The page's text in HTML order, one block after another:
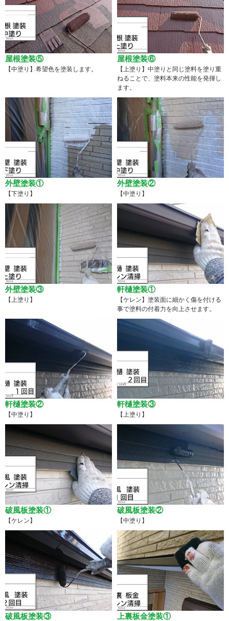
屋根塗装⑤
【中塗り】希望色を塗装します。
屋根塗装⑥
【上塗り】中塗りと同じ塗料を塗り重
ねることで、塗料本来の性能を発揮し
ます。
外壁塗装①
【下塗り】
外壁塗装②
【中塗り】
外壁塗装③
【上塗り】
軒樋塗装①
【ケレン】塗装面に細かく傷を付ける
事で塗料の付着力を向上させます。
軒樋塗装②
【中塗り】
軒樋塗装③
【上塗り】
破風板塗装①
【ケレン】
破風板塗装②
【中塗り】
破風板塗装③ 上裏板金塗装①